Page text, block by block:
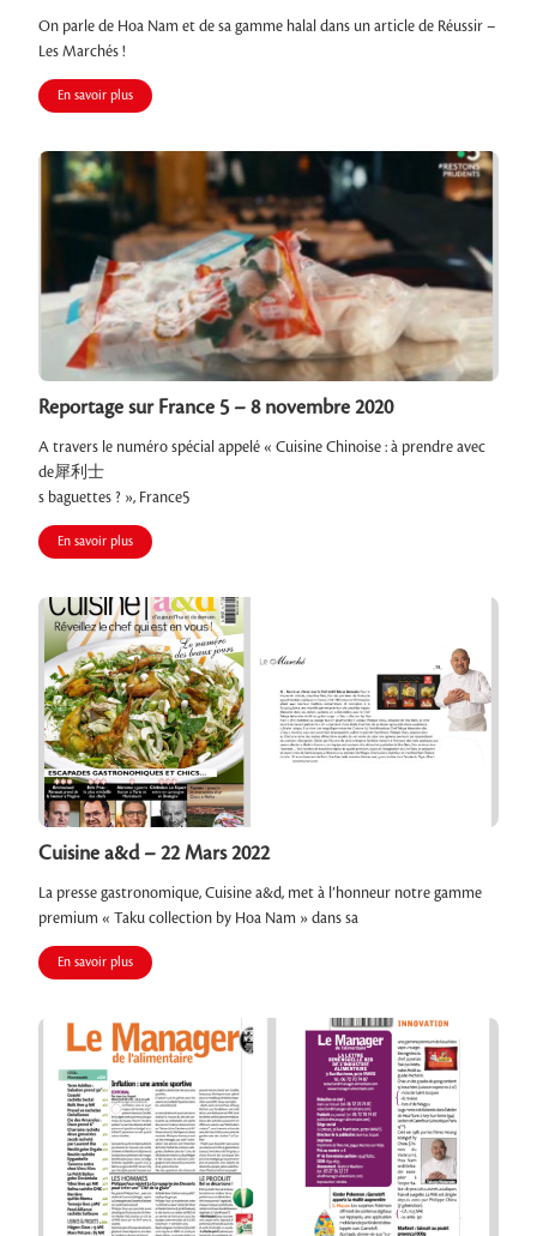
On parle de Hoa Nam et de sa gamme halal dans un article de Réussir –
Les Marchés !
En savoir plus
Reportage sur France 5 – 8 novembre 2020
A travers le numéro spécial appelé « Cuisine Chinoise : à prendre avec
de 犀利士
s baguettes ? », France5
En savoir plus
Cuisine a&d – 22 Mars 2022
La presse gastronomique, Cuisine a&d, met à l’honneur notre gamme
premium « Taku collection by Hoa Nam » dans sa
En savoir plus